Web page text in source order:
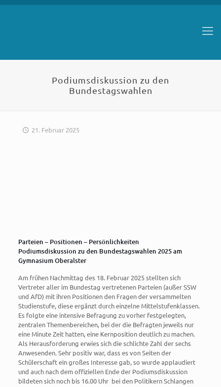
Podiumsdiskussion zu den
Bundestagswahlen
21. Februar 2025
Parteien – Positionen – Persönlichkeiten
Podiumsdiskussion zu den Bundestagswahlen 2025 am
Gymnasium Oberalster
Am frühen Nachmittag des 18. Februar 2025 stellten sich
Vertreter aller im Bundestag vertretenen Parteien (außer SSW
und AfD) mit ihren Positionen den Fragen der versammelten
Studienstufe, diese ergänzt durch einzelne Mittelstufenklassen.
Es folgte eine intensive Befragung zu vorher festgelegten,
zentralen Themenbereichen, bei der die Befragten jeweils nur
eine Minute Zeit hatten, eine Kernposition deutlich zu machen.
Als Herausforderung erwies sich die schlichte Zahl der sechs
Anwesenden. Sehr positiv war, dass es von Seiten der
Schülerschaft ein großes Interesse gab, so wurde applaudiert
und auch nach dem offiziellen Ende der Podiumsdiskussion
bildeten sich noch bis 16.00 Uhr bei den Politikern Schlangen